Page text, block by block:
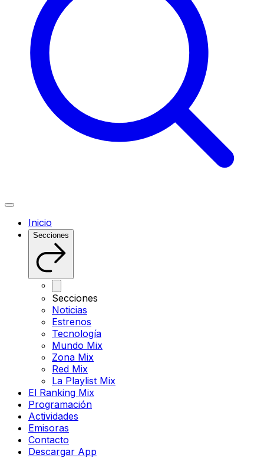
Inicio
Secciones
Secciones
Noticias
Estrenos
Tecnología
Mundo Mix
Zona Mix
Red Mix
La Playlist Mix
El Ranking Mix
Programación
Actividades
Emisoras
Contacto
Descargar App